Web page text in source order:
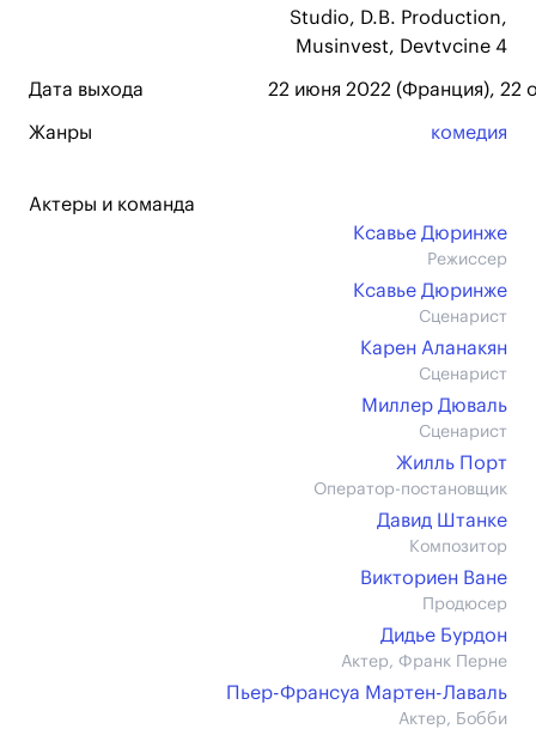
Studio, D.B. Production,
Musinvest, Devtvcine 4
Дата выхода 22 июня 2022 (Франция), 22
Жанры комедия
Актеры и команда
Ксавье Дюринже
Режиссер
Ксавье Дюринже
Сценарист
Карен Аланакян
Сценарист
Миллер Дюваль
Сценарист
Жилль Порт
Оператор-постановщик
Давид Штанке
Композитор
Викториен Ване
Продюсер
Дидье Бурдон
Актер, Франк Перне
Пьер-Франсуа Мартен-Лаваль
Актер, Бобби